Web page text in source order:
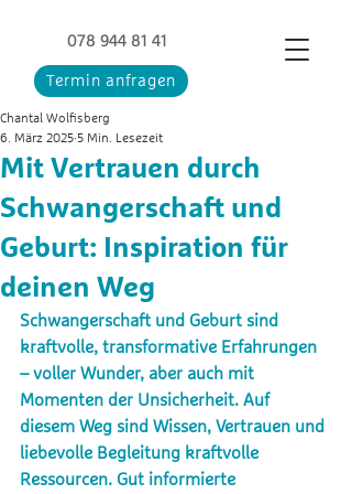
078 944 81 41
Termin anfragen
Mit Vertrauen durch
Schwangerschaft und
Geburt: Inspiration für
deinen Weg
Chantal Wolfisberg
6. März 2025 5 Min. Lesezeit
Schwangerschaft und Geburt sind
kraftvolle, transformative Erfahrungen
– voller Wunder, aber auch mit
Momenten der Unsicherheit. Auf
diesem Weg sind Wissen, Vertrauen und
liebevolle Begleitung kraftvolle
Ressourcen. Gut informierte